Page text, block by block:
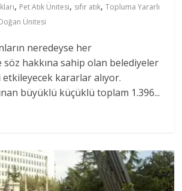
, Pet Atık Ünitesi, sıfır atık,Topluma Yararlı
Ünitesi
neredeyse her
hakkına sahip olan belediyeler
kararlar alıyor.
büyüklü küçüklü toplam 1.396...